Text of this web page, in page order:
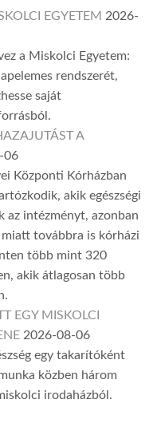
EGYETEM 2026-
a Miskolci Egyetem:
rendszerét,
saját
A
06
Központi Kórházban
akik egészségi
az intézményt, azonban
továbbra is kórházi
több mint 320
akik átlagosan több
EGY MISKOLCI
2026-08-06
egy takarítóként
közben három
irodaházból.